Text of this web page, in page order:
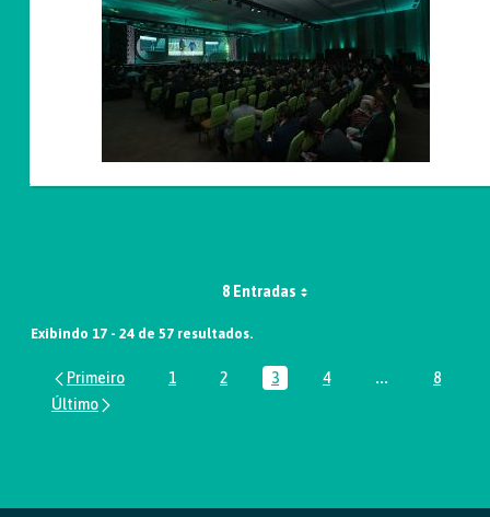
8 Entradas
Exibindo 17 - 24 de 57 resultados.
Página
1 Página
2 Página
3 Página
4 ...PáginasPágina
8